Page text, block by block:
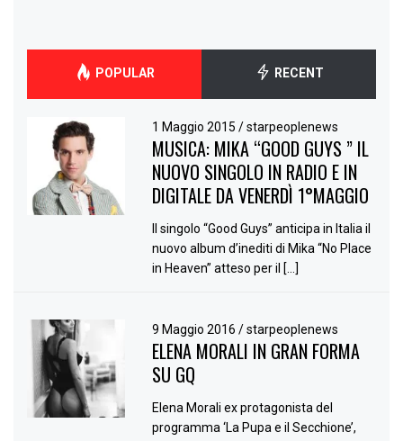
POPULAR RECENT
1 Maggio 2015/ starpeoplenews
MUSICA: MIKA “GOOD GUYS ” IL
NUOVO SINGOLO IN RADIO E IN
DIGITALE DA VENERDÌ 1°MAGGIO
Il singolo “Good Guys” anticipa in Italia il
nuovo album d’inediti di Mika “No Place
in Heaven” atteso per il […]
9 Maggio 2016/ starpeoplenews
ELENA MORALI IN GRAN FORMA
SU GQ
Elena Morali ex protagonista del
programma ‘La Pupa e il Secchione’,